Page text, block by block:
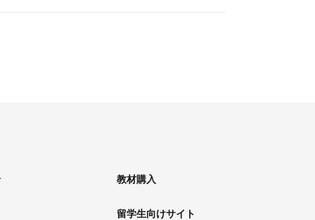
教材購入
留学生向けサイト